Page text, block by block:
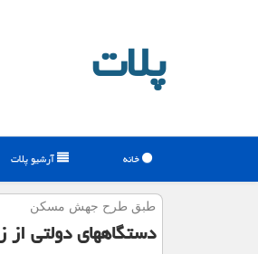
پلات
خانه آرشیو پلات
طبق طرح جهش مسكن
دستگاههای دولتی